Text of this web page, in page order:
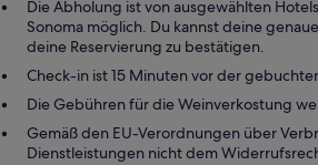
Die Abholung ist von ausgewählten
Sonoma möglich. Du kannst deine
deine Reservierung zu bestätigen.
Check-in ist 15 Minuten vor der
Die Gebühren für die Weinverkostung
Gemäß den EU-Verordnungen über
Dienstleistungen nicht dem